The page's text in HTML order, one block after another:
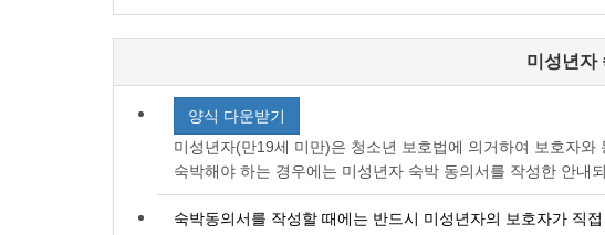
미성년자
양식 다운받기
미성년자(만19세 미만)은 청소년 보호법에 의거하여 보호자
숙박해야 하는 경우에는 미성년자 숙박 동의서를 작성한 안내
숙박동의서를 작성할 때에는 반드시 미성년자의 보호자가 직